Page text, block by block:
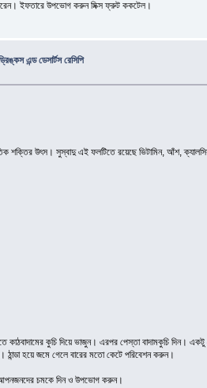
ইফতারে উপভোগ করুন মিক্স ফ্রুট ককটেল।
এন্ড ডেসার্টস রেসিপি
উৎস। সুস্বাদু এই ফলটিতে রয়েছে ভিটামিন, আঁশ,
কুচি দিয়ে ভাজুন। এরপর পেস্তা বাদামকুচি দিন।
ঠান্ডা হয়ে জমে গেলে বারের মতো কেটে পরিবেশন করুন।
আপনজনদের চমকে দিন ও উপভোগ করুন।